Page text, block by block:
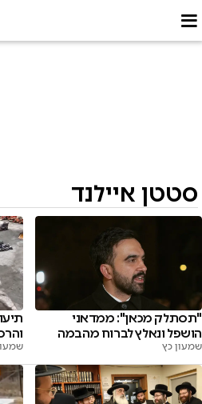
סטטן איילנד
"תסתלק מכאן": ממדאני
הושפל ונאלץ לברוח מהבמה
שמעון כץ